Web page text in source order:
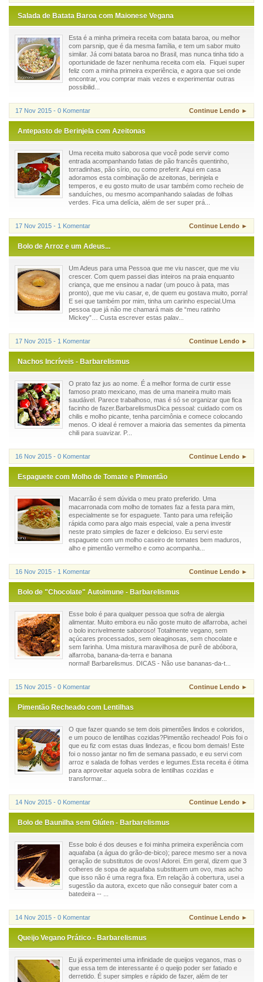
Salada de Batata Baroa com Maionese Vegana
Esta é a minha primeira receita com batata baroa, ou melhor
com parsnip, que é da mesma família, e tem um sabor muito
similar. Já comi batata baroa no Brasil, mas nunca tinha tido a
oportunidade de fazer nenhuma receita com ela. Fiquei super
feliz com a minha primeira experiência, e agora que sei onde
encontrar, vou comprar mais vezes e experimentar outras
possibilid...
17 Nov 2015 - 0 Komentar Continue Lendo ►
Antepasto de Berinjela com Azeitonas
Uma receita muito saborosa que você pode servir como
entrada acompanhando fatias de pão francês quentinho,
torradinhas, pão sírio, ou como preferir. Aqui em casa
adoramos esta combinação de azeitonas, berinjela e
temperos, e eu gosto muito de usar também como recheio de
sanduíches, ou mesmo acompanhando saladas de folhas
verdes. Fica uma delícia, além de ser super prá...
17 Nov 2015 - 1 Komentar Continue Lendo ►
Bolo de Arroz e um Adeus...
Um Adeus para uma Pessoa que me viu nascer, que me viu
crescer. Com quem passei dias inteiros na praia enquanto
criança, que me ensinou a nadar (um pouco à pata, mas
pronto), que me viu casar, e, de quem eu gostava muito, porra!
E sei que também por mim, tinha um carinho especial.Uma
pessoa que já não me chamará mais de “meu ratinho
Mickey”… Custa escrever estas palav...
17 Nov 2015 - 1 Komentar Continue Lendo ►
Nachos Incríveis - Barbarelismus
O prato faz jus ao nome. É a melhor forma de curtir esse
famoso prato mexicano, mas de uma maneira muito mais
saudável. Parece trabalhoso, mas é só se organizar que fica
facinho de fazer.BarbarelismusDica pessoal: cuidado com os
chilis e molho picante, tenha parcimônia e comece colocando
menos. O ideal é remover a maioria das sementes da pimenta
chili para suavizar. P...
16 Nov 2015 - 0 Komentar Continue Lendo ►
Espaguete com Molho de Tomate e Pimentão
Macarrão é sem dúvida o meu prato preferido. Uma
macarronada com molho de tomates faz a festa para mim,
especialmente se for espaguete. Tanto para uma refeição
rápida como para algo mais especial, vale a pena investir
neste prato simples de fazer e delicioso. Eu servi este
espaguete com um molho caseiro de tomates bem maduros,
alho e pimentão vermelho e como acompanha...
16 Nov 2015 - 1 Komentar Continue Lendo ►
Bolo de "Chocolate" Autoimune - Barbarelismus
Esse bolo é para qualquer pessoa que sofra de alergia
alimentar. Muito embora eu não goste muito de alfarroba, achei
o bolo incrivelmente saboroso! Totalmente vegano, sem
açúcares processados, sem oleaginosas, sem chocolate e
sem farinha. Uma mistura maravilhosa de purê de abóbora,
alfarroba, banana-da-terra e banana
normal! Barbarelismus. DICAS - Não use bananas-da-t...
15 Nov 2015 - 0 Komentar Continue Lendo ►
Pimentão Recheado com Lentilhas
O que fazer quando se tem dois pimentões lindos e coloridos,
e um pouco de lentilhas cozidas?Pimentão recheado! Pois foi o
que eu fiz com estas duas lindezas, e ficou bom demais! Este
foi o nosso jantar no fim de semana passado, e eu servi com
arroz e salada de folhas verdes e legumes.Esta receita é ótima
para aproveitar aquela sobra de lentilhas cozidas e
transformar...
14 Nov 2015 - 0 Komentar Continue Lendo ►
Bolo de Baunilha sem Glúten - Barbarelismus
Esse bolo é dos deuses e foi minha primeira experiência com
aquafaba (a água do grão-de-bico); parece mesmo ser a nova
geração de substitutos de ovos! Adorei. Em geral, dizem que 3
colheres de sopa de aquafaba substituem um ovo, mas acho
que isso não é uma regra fixa. Em relação à cobertura, usei a
sugestão da autora, exceto que não conseguir bater com a
batedeira -- ...
14 Nov 2015 - 0 Komentar Continue Lendo ►
Queijo Vegano Prático - Barbarelismus
Eu já experimentei uma infinidade de queijos veganos, mas o
que essa tem de interessante é o queijo poder ser fatiado e
derretido. É super simples e rápido de fazer, além de ter